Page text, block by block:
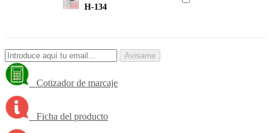
H-134
Avisame
Cotizador de marcaje
Ficha del producto